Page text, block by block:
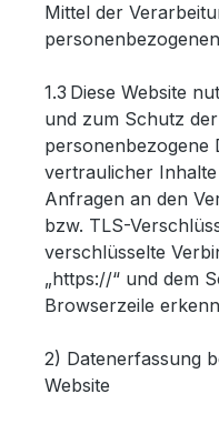
Mittel der
1.3 Diese Website
und zum Schutz
personenbezogene
vertraulicher
Anfragen an den
bzw. TLS-
verschlüsselte
„https://“ und dem
Browserzeile
2) Datenerfassung
Website